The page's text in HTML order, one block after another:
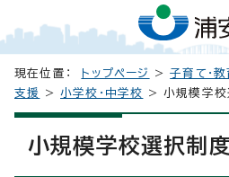
現在位置： トップページ >子育て・教
支援
>小学校・中学校 > 小規模学校
小規模学校選択制度